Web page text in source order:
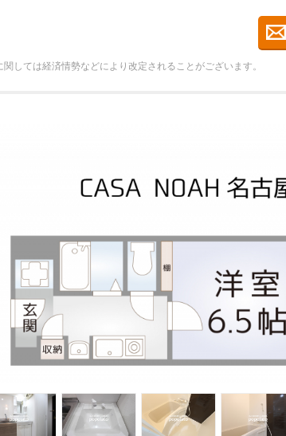
しては経済情勢などにより改定されることがございます。